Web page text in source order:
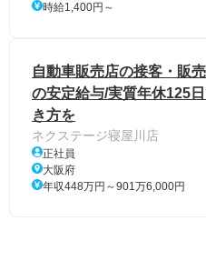
時給1,400円～
自動車販売店の接客・販
の安定給与/実質年休125
き方を
ネクステージ寝屋川店
正社員
大阪府
年収448万円～901万6,000円